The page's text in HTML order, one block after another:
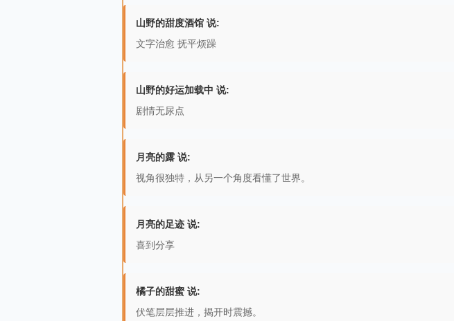
山野的甜度酒馆 说:
文字治愈 抚平烦躁
山野的好运加载中 说:
剧情无尿点
月亮的露 说:
视角很独特，从另一个角度看懂了世界。
月亮的足迹 说:
喜到分享
橘子的甜蜜 说:
伏笔层层推进，揭开时震撼。